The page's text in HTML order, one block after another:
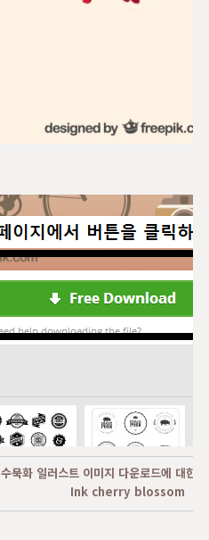
수묵화 일러스트 이미지 다운로드에 대한
Ink cherry blossom